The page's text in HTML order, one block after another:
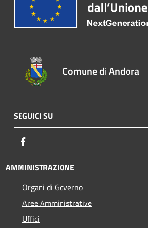
Comune di Andora
SEGUICI SU
AMMINISTRAZIONE
Organi di Governo
Aree Amministrative
Uffici